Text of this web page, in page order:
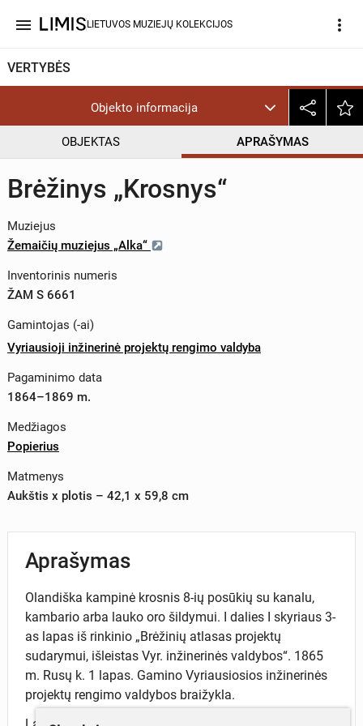
menu LIETUVOS MUZIEJŲ KOLEKCIJOS more_vert
VERTYBĖS
Objekto informacija
OBJEKTAS APRAŠYMAS
Brėžinys „Krosnys“
Muziejus
Žemaičių muziejus „Alka“
Inventorinis numeris
ŽAM S 6661
Gamintojas (-ai)
Vyriausioji inžinerinė projektų rengimo valdyba
Pagaminimo data
1864–1869 m.
Medžiagos
Popierius
Matmenys
Aukštis x plotis – 42,1 x 59,8 cm
Aprašymas
Olandiška kampinė krosnis 8-ių posūkių su kanalu,
kambario arba lauko oro šildymui. I dalies I skyriaus 3-
as lapas iš rinkinio „Brėžinių atlasas projektų
sudarymui, išleistas Vyr. inžinerinės valdybos“. 1865
m. Rusų k. 1 lapas. Gamino Vyriausiosios inžinerinės
projektų rengimo valdybos braižykla.